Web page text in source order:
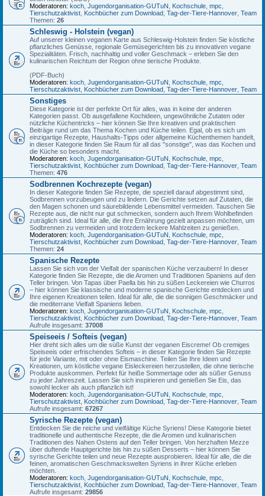
Moderatoren: koch Jugendorganisation-GUTuN Kochschule mpc
Tierschutzaktivist Kochbücher zum Download Tag-der-Tiere-Hannover Team
Themen: 26
Schleswig - Holstein (vegan)
Auf unserer kleinen veganen Karte aus Schleswig-Holstein finden Sie köstliche
pflanzliches Genüsse, regionale Gemüsegerichten bis zu innovativen vegane
Spezialitäten. Frisch, nachhaltig und voller Geschmack – erleben Sie den
kulinarischen Reichtum der Region ohne tierische Produkte.
(PDF-Buch)
Moderatoren: koch Jugendorganisation-GUTuN Kochschule mpc
Tierschutzaktivist Kochbücher zum Download Tag-der-Tiere-Hannover Team
Sonstiges
Diese Kategorie ist der perfekte Ort für alles, was in keine der anderen
Kategorien passt. Ob ausgefallene Kochideen, ungewöhnliche Zutaten oder
nützliche Küchentricks – hier können Sie Ihre kreativen und praktischen
Beiträge rund um das Thema Kochen und Küche teilen. Egal, ob es sich um
einzigartige Rezepte, Haushalts-Tipps oder allgemeine Küchenthemen handelt,
in dieser Kategorie finden Sie Raum für all das "sonstige", was das Kochen und
die Küche so besonders macht.
Moderatoren: koch Jugendorganisation-GUTuN Kochschule mpc
Tierschutzaktivist Kochbücher zum Download Tag-der-Tiere-Hannover Team
Themen: 476
Sodbrennen Kochrezepte (vegan)
In dieser Kategorie finden Sie Rezepte, die speziell darauf abgestimmt sind,
Sodbrennen vorzubeugen und zu lindern. Die Gerichte setzen auf Zutaten, die
den Magen schonen und säurebildende Lebensmittel vermeiden. Tauschen Sie
Rezepte aus, die nicht nur gut schmecken, sondern auch Ihrem Wohlbefinden
zuträglich sind. Ideal für alle, die ihre Ernährung gezielt anpassen möchten, um
Sodbrennen zu vermeiden und trotzdem leckere Mahlzeiten zu genießen.
Moderatoren: koch Jugendorganisation-GUTuN Kochschule mpc
Tierschutzaktivist Kochbücher zum Download Tag-der-Tiere-Hannover Team
Themen: 24
Spanische Rezepte
Lassen Sie sich von der Vielfalt der spanischen Küche verzaubern! In dieser
Kategorie finden Sie Rezepte, die die Aromen und Traditionen Spaniens auf den
Teller bringen. Von Tapas über Paella bis hin zu süßen Leckereien wie Churros
– hier können Sie klassische und moderne spanische Gerichte entdecken und
Ihre eigenen Kreationen teilen. Ideal für alle, die die sonnigen Geschmäcker und
die mediterrane Vielfalt Spaniens lieben.
Moderatoren: koch Jugendorganisation-GUTuN Kochschule mpc
Tierschutzaktivist Kochbücher zum Download Tag-der-Tiere-Hannover Team
Aufrufe insgesamt: 37008
Speiseeis / Softeis (vegan)
Hier dreht sich alles um die süße Kunst der veganen Eiscreme! Ob cremiges
Speiseeis oder erfrischendes Softeis – in dieser Kategorie finden Sie Rezepte
für jede Variante, mit oder ohne Eismaschine. Teilen Sie Ihre Ideen und
Kreationen, um köstliche vegane Eisleckereien herzustellen, die ohne tierische
Produkte auskommen. Perfekt für heiße Sommertage oder als süßer Genuss
zu jeder Jahreszeit. Lassen Sie sich inspirieren und genießen Sie Eis, das
sowohl lecker als auch pflanzlich ist!
Moderatoren: koch Jugendorganisation-GUTuN Kochschule mpc
Tierschutzaktivist Kochbücher zum Download Tag-der-Tiere-Hannover Team
Aufrufe insgesamt: 67267
Syrische Rezepte (vegan)
Entdecken Sie die reiche und vielfältige Küche Syriens! Diese Kategorie bietet
traditionelle und authentische Rezepte, die die Aromen und kulinarischen
Traditionen des Nahen Ostens auf den Teller bringen. Von herzhaften Mezze
über duftende Hauptgerichte bis hin zu süßen Desserts – hier können Sie
syrische Gerichte teilen und neue Rezepte ausprobieren. Ideal für alle, die die
feinen, aromatischen Geschmackswelten Syriens in ihrer Küche erleben
möchten.
Moderatoren: koch Jugendorganisation-GUTuN Kochschule mpc
Tierschutzaktivist Kochbücher zum Download Tag-der-Tiere-Hannover Team
Aufrufe insgesamt: 29856